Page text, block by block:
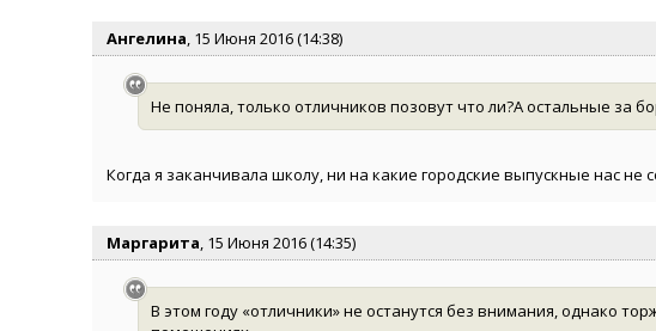
Ангелина, 15 Июня 2016 (14:38)
Не поняла, только отличников позовут что ли?А остальные за
Когда я заканчивала школу, ни на какие городские выпускные нас не
Маргарита, 15 Июня 2016 (14:35)
В этом году «отличники» не останутся без внимания, однако